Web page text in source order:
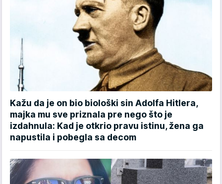
Kažu da je on bio biološki sin Adolfa Hitlera,
majka mu sve priznala pre nego što je
izdahnula: Kad je otkrio pravu istinu, žena ga
napustila i pobegla sa decom